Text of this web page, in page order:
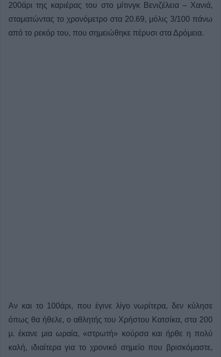
200άρι της καριέρας του στο μίτινγκ Βενιζέλεια – Χανιά,
σταματώντας το χρονόμετρο στα 20.69, μόλις 3/100 πάνω
από το ρεκόρ του, που σημειώθηκε πέρυσι στα Δρόμεια.
Αν και το 100άρι, που έγινε λίγο νωρίτερα, δεν κύλησε
όπως θα ήθελε, ο αθλητής του Χρήστου Κατσίκα, στα 200
μ. έκανε μια ωραία, «στρωτή» κούρσα και ήρθε η πολύ
καλή, ιδιαίτερα για το χρονικό σημείο που βρισκόμαστε,